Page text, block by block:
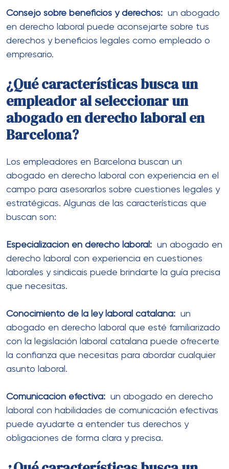
Consejo sobre beneficios y derechos: un abogado
en derecho laboral puede aconsejarte sobre tus
derechos y beneficios legales como empleado o
empresario.
¿Qué características busca un
empleador al seleccionar un
abogado en derecho laboral en
Barcelona?
Los empleadores en Barcelona buscan un
abogado en derecho laboral con experiencia en el
campo para asesorarlos sobre cuestiones legales y
estratégicas. Algunas de las características que
buscan son:
Especialización en derecho laboral: un abogado en
derecho laboral con experiencia en cuestiones
laborales y sindicais puede brindarte la guía precisa
que necesitas.
Conocimiento de la ley laboral catalana: un
abogado en derecho laboral que esté familiarizado
con la legislación laboral catalana puede ofrecerte
la confianza que necesitas para abordar cualquier
asunto laboral.
Comunicación efectiva: un abogado en derecho
laboral con habilidades de comunicación efectivas
puede ayudarte a entender tus derechos y
obligaciones de forma clara y precisa.